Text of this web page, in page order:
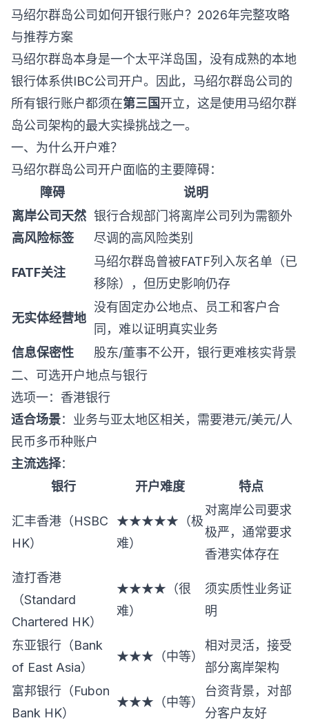
马绍尔群岛公司如何开银行账户？2026年完整攻略
与推荐方案
马绍尔群岛本身是一个太平洋岛国，没有成熟的本地
银行体系供IBC公司开户。因此，马绍尔群岛公司的
所有银行账户都须在第三国开立，这是使用马绍尔群
岛公司架构的最大实操挑战之一。
一、为什么开户难？
马绍尔群岛公司开户面临的主要障碍：
障碍
说明
离岸公司天然
高风险标签
银行合规部门将离岸公司列为需额外
尽调的高风险类别
FATF关注
马绍尔群岛曾被FATF列入灰名单（已
移除），但历史影响仍存
无实体经营地
没有固定办公地点、员工和客户合
同，难以证明真实业务
信息保密性
股东/董事不公开，银行更难核实背景
二、可选开户地点与银行
选项一：香港银行
适合场景：业务与亚太地区相关，需要港元/美元/人
民币多币种账户
主流选择：
银行
开户难度 特点
汇丰香港（HSBC
HK）
★★★★★（极
难）
对离岸公司要求
极严，通常要求
香港实体存在
渣打香港
（Standard
Chartered HK）
★★★★（很
难）
须实质性业务证
明
东亚银行（Bank
of East Asia）
★★★（中等）
相对灵活，接受
部分离岸架构
富邦银行（Fubon
Bank HK）
★★★（中等）
台资背景，对部
分客户友好